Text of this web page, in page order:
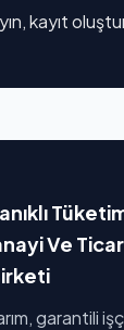
kayıt
Ve
garantili